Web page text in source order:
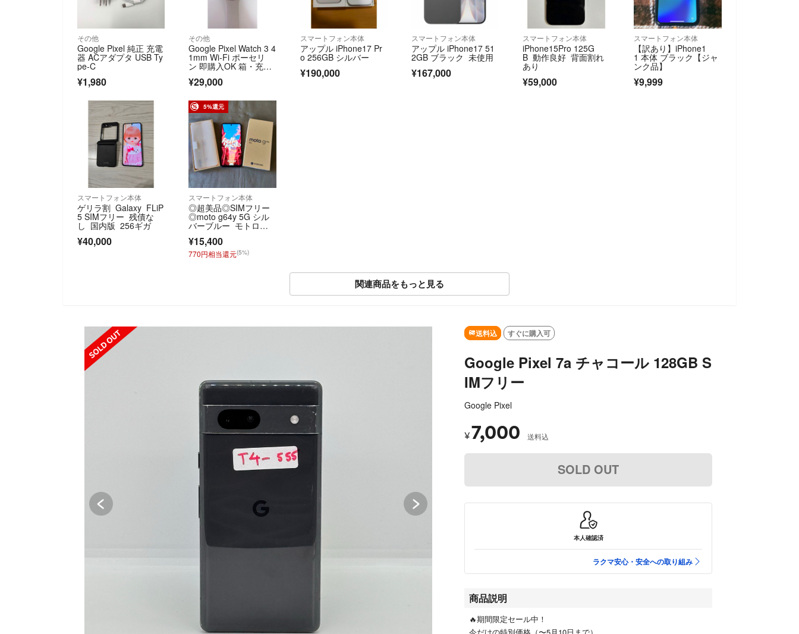
その他
Google Pixel 純正 充電
器 ACアダプタ USB Ty
pe-C
¥1,980
その他
Google Pixel Watch 3 4
1mm Wi-Fi ポーセリ
ン 即購入OK 箱・充電
¥29,000
スマートフォン本体
アップル iPhone17 Pr
o 256GB シルバー
¥190,000
スマートフォン本体
アップル iPhone17 51
2GB ブラック 未使用
¥167,000
スマートフォン本体
iPhone15Pro 125G
B 動作良好 背面割れ
あり
¥59,000
スマートフォン本体
【訳あり】iPhone1
1 本体 ブラック【ジャ
ンク品】
¥9,999
スマートフォン本体
ゲリラ割 Galaxy FLiP
5 SIMフリー 残債な
し 国内版 256ギガ
¥40,000
5%還元
スマートフォン本体
◎超美品◎SIMフリー
◎moto g64y 5G シル
バーブルー モトロー
otorola スマホ本体
¥15,400
770円相当還元(5%)
関連商品をもっと見る
SOLD OUT
送料込 すぐに購入可
Google Pixel 7a チャコール 128GB S
IMフリー
Google Pixel
¥7,000 送料込
SOLD OUT
本人確認済
ラクマ安心・安全への取り組み
商品説明
🔥期間限定セール中！